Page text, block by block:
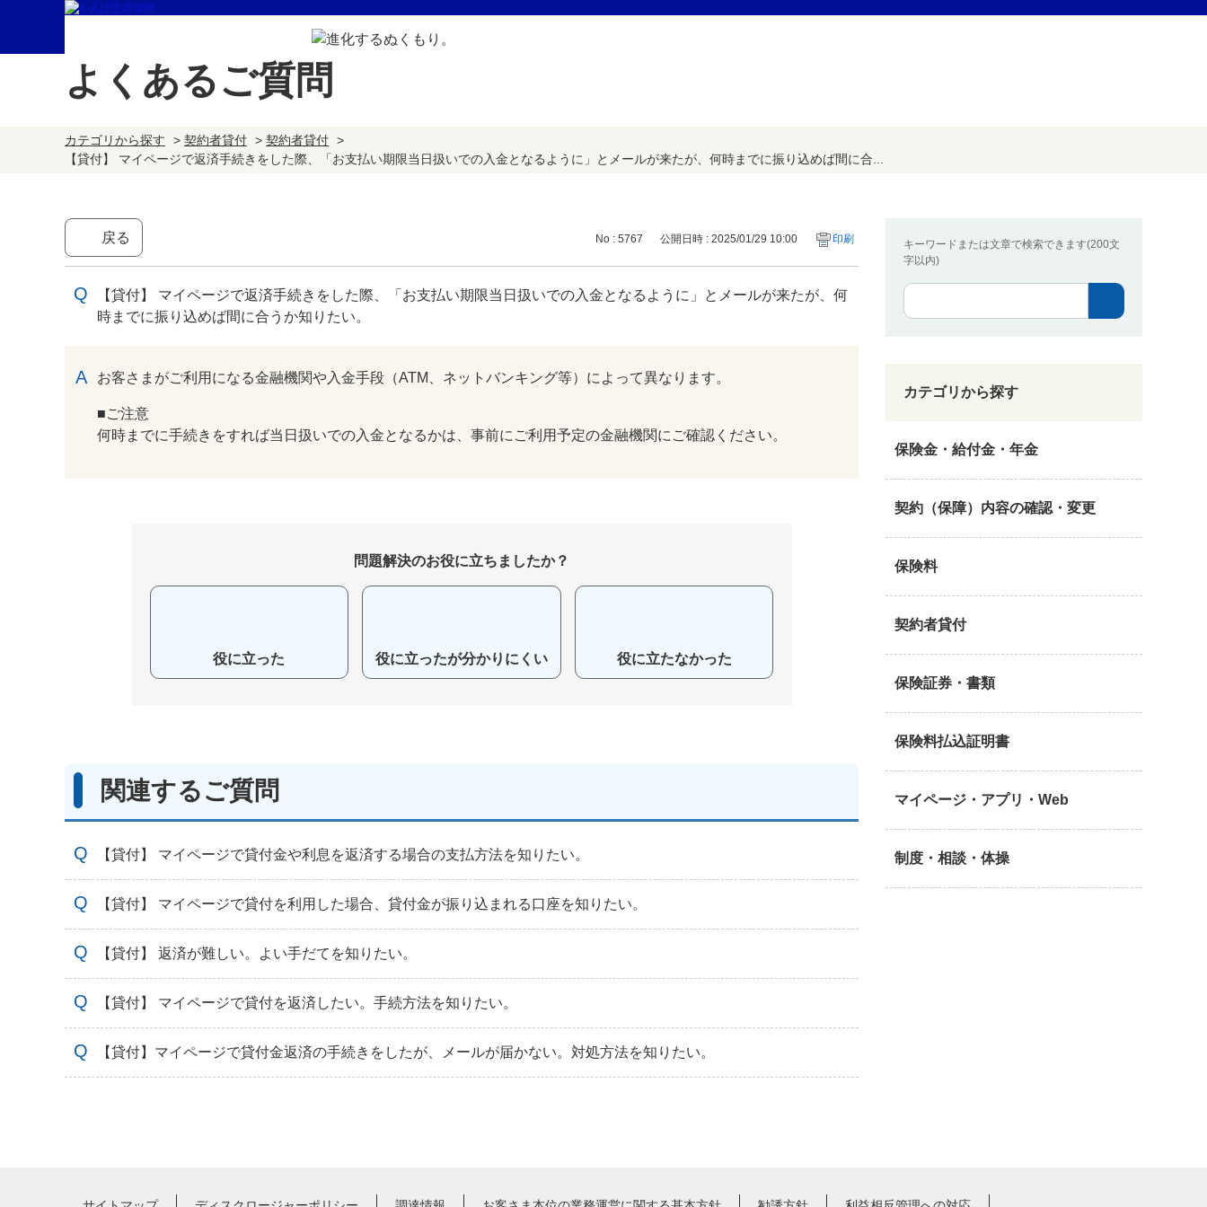
よくあるご質問
カテゴリから探す > 契約者貸付 > 契約者貸付 >
【貸付】 マイページで返済手続きをした際、「お支払い期限当日扱いでの入金となるように」とメールが来たが、何時までに振り込めば間に合...
キーワードまたは文章で検索できます(200文
字以内)
カテゴリから探す
保険金・給付金・年金
契約（保障）内容の確認・変更
保険料
契約者貸付
保険証券・書類
保険料払込証明書
マイページ・アプリ・Web
制度・相談・体操
戻る No : 5767 公開日時 : 2025/01/29 10:00 印刷
【貸付】 マイページで返済手続きをした際、「お支払い期限当日扱いでの入金となるように」とメールが来たが、何
時までに振り込めば間に合うか知りたい。
お客さまがご利用になる金融機関や入金手段（ATM、ネットバンキング等）によって異なります。
■ご注意
何時までに手続きをすれば当日扱いでの入金となるかは、事前にご利用予定の金融機関にご確認ください。
問題解決のお役に立ちましたか？
役に立った 役に立ったが分かりにくい 役に立たなかった
関連するご質問
【貸付】 マイページで貸付金や利息を返済する場合の支払方法を知りたい。
【貸付】 マイページで貸付を利用した場合、貸付金が振り込まれる口座を知りたい。
【貸付】 返済が難しい。よい手だてを知りたい。
【貸付】 マイページで貸付を返済したい。手続方法を知りたい。
【貸付】マイページで貸付金返済の手続きをしたが、メールが届かない。対処方法を知りたい。